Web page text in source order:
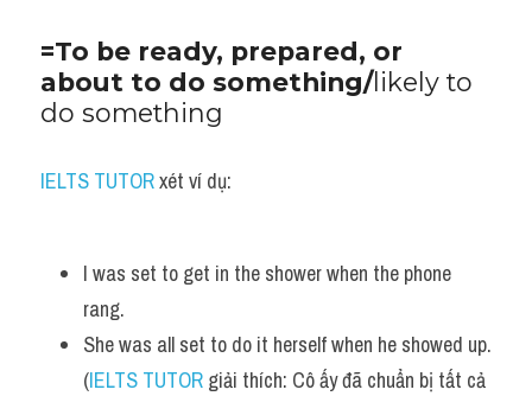
Speaking
Reading
=To be ready, prepared, or
about to do something/likely to
do something
IELTS TUTOR xét ví dụ:
I was set to get in the shower when the phone
rang.
She was all set to do it herself when he showed up.
(IELTS TUTOR giải thích: Cô ấy đã chuẩn bị tất cả